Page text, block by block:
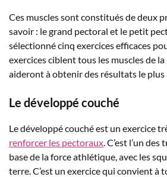
Ces muscles sont constitués de deux
savoir : le grand pectoral et le petit
sélectionné cinq exercices efficaces
exercices ciblent tous les muscles de
aideront à obtenir des résultats le plus
Le développé couché
Le développé couché est un exercice
renforcer les pectoraux . C’est l’un
base de la force athlétique, avec les
terre. C’est un exercice qui convient à